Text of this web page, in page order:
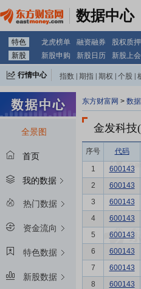
数据中心
特色 龙虎榜单 融资融券 股权质押
新股
新股申购 新股日历 新股上会
行情中心 指数 期指 期权 个股
全景图
首页
我的数据
热门数据
资金流向
特色数据
新股数据
东方财富网 > 数
金发科技
序号 代码
1 600143
2
600143
3
600143
4
600143
5
600143
6
600143
7
600143
8
600143